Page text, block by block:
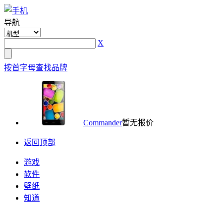
导航
X
按首字母查找品牌
Commander暂无报价
返回顶部
游戏
软件
壁纸
知道